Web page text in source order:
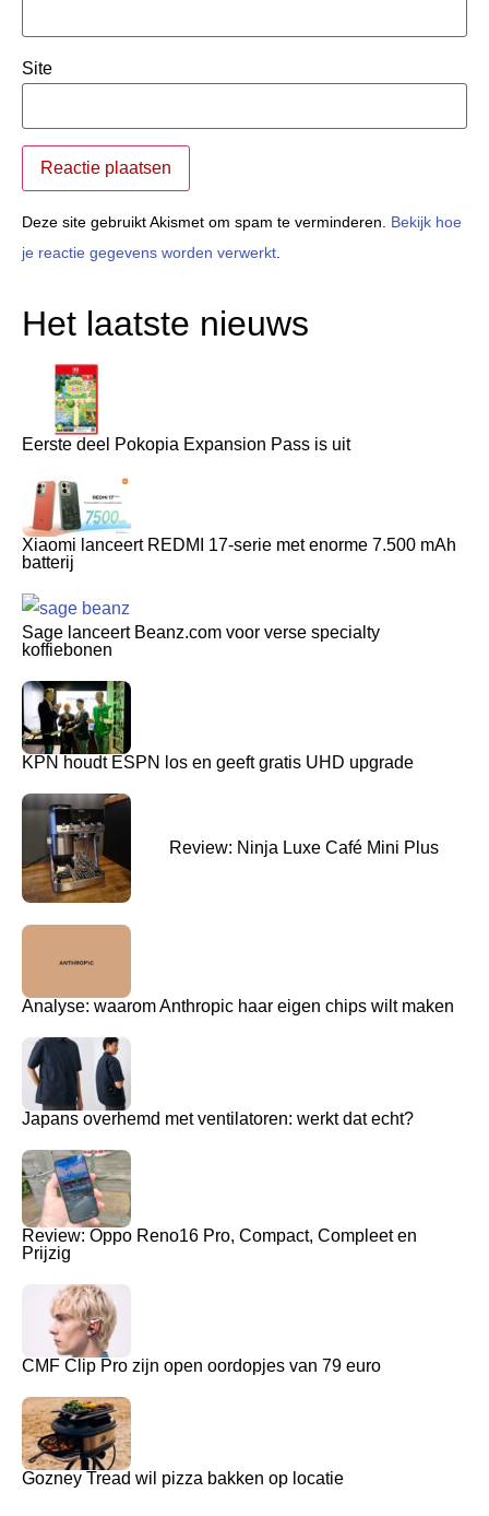
Site
Deze site gebruikt Akismet om spam te verminderen. Bekijk hoe
je reactie gegevens worden verwerkt
Het laatste nieuws
Eerste deel Pokopia Expansion Pass is uit
Xiaomi lanceert REDMI 17-serie met enorme 7.500 mAh
batterij
Sage lanceert Beanz.com voor verse specialty
koffiebonen
KPN houdt ESPN los en geeft gratis UHD upgrade
Review: Ninja Luxe Café Mini Plus
Analyse: waarom Anthropic haar eigen chips wilt maken
Japans overhemd met ventilatoren: werkt dat echt?
Review: Oppo Reno16 Pro, Compact, Compleet en
Prijzig
CMF Clip Pro zijn open oordopjes van 79 euro
Gozney Tread wil pizza bakken op locatie